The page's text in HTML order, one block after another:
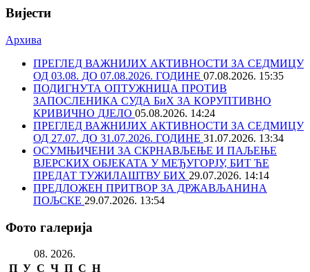
Вијести
Архива
ПРЕГЛЕД ВАЖНИЈИХ АКТИВНОСТИ ЗА СЕДМИЦУ
ОД 03.08. ДО 07.08.2026. ГОДИНЕ 07.08.2026. 15:35
ПОДИГНУТА ОПТУЖНИЦА ПРОТИВ
ЗАПОСЛЕНИКА СУДА БиХ ЗА КОРУПТИВНО
КРИВИЧНО ДЈЕЛО 05.08.2026. 14:24
ПРЕГЛЕД ВАЖНИЈИХ АКТИВНОСТИ ЗА СЕДМИЦУ
ОД 27.07. ДО 31.07.2026. ГОДИНЕ 31.07.2026. 13:34
ОСУМЊИЧЕНИ ЗА СКРНАВЉЕЊЕ И ПАЉЕЊЕ
ВЈЕРСКИХ ОБЈЕКАТА У МЕЂУГОРЈУ, БИТ ЋЕ
ПРЕДАТ ТУЖИЛАШТВУ БИХ 29.07.2026. 14:14
ПРЕДЛОЖЕН ПРИТВОР ЗА ДРЖАВЉАНИНА
ПОЉСКЕ 29.07.2026. 13:54
Фото галерија
08. 2026.
П У С Ч П С Н